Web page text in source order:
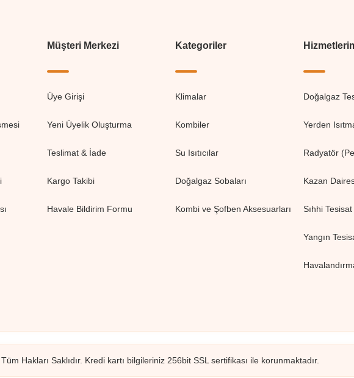
Müşteri Merkezi
Üye Girişi
Yeni Üyelik Oluşturma
Teslimat & İade
Kargo Takibi
Havale Bildirim Formu
Kategoriler
Klimalar
Kombiler
Su Isıtıcılar
Doğalgaz Sobaları
Kombi ve Şofben Aksesuarları
Doğalgaz
Yerden
Radyatör
Kazan
Sıhhi Tesisat
Yangın
Hakları Saklıdır. Kredi kartı bilgileriniz 256bit SSL sertifikası ile korunmaktadır.